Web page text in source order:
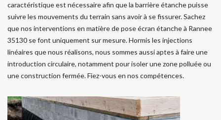
caractéristique est nécessaire afin que la barrière étanche puisse
suivre les mouvements du terrain sans avoir à se fissurer. Sachez
que nos interventions en matière de pose écran étanche à Rannee
35130 se font uniquement sur mesure. Hormis les injections
linéaires que nous réalisons, nous sommes aussi aptes à faire une
introduction circulaire, notamment pour isoler une zone polluée ou
une construction fermée. Fiez-vous en nos compétences.